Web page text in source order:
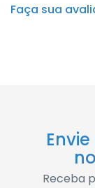
Faça sua
Receba